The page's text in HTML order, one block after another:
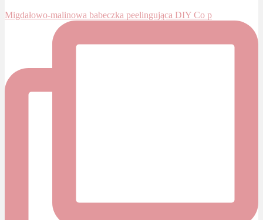
Migdałowo-malinowa babeczka peelingująca DIY Co p